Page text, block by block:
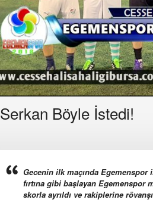
Serkan Böyle İstedi!
Gecenin ilk maçında Egemenspor
fırtına gibi başlayan Egemenspor
skorla ayrıldı ve rakiplerine